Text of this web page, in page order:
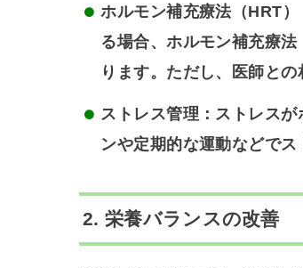
ホルモン補充療法（HRT）
る場合、ホルモン補充療
ります。ただし、医師との
ストレス管理 ：ストレス
ンや定期的な運動などでス
2.栄養バランスの改善